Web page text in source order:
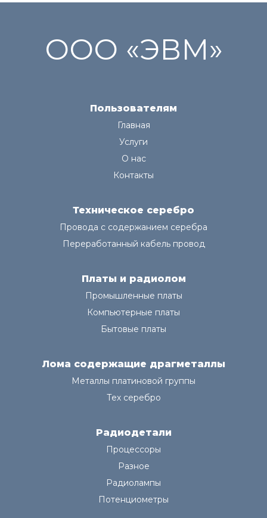
ООО «ЭВМ»
Пользователям
Главная
Услуги
О нас
Контакты
Техническое серебро
Провода с содержанием серебра
Переработанный кабель провод
Платы и радиолом
Промышленные платы
Компьютерные платы
Бытовые платы
Лома содержащие драгметаллы
Металлы платиновой группы
Тех серебро
Радиодетали
Процессоры
Разное
Радиолампы
Потенциометры